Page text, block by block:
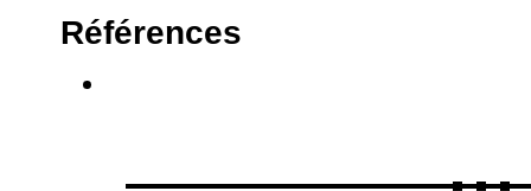
Références